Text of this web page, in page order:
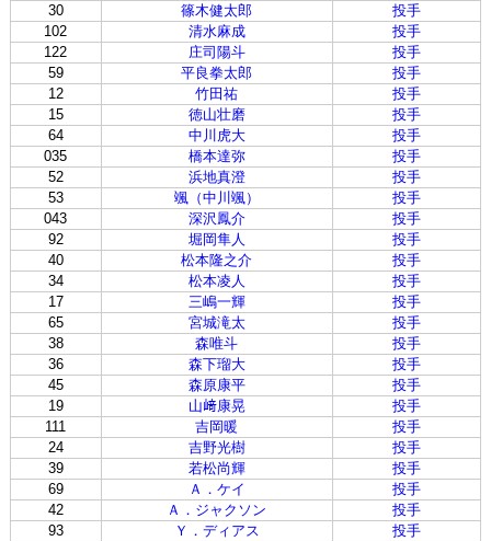
30
篠木健太郎
投手
102
清水麻成
投手
122
庄司陽斗
投手
59
平良拳太郎
投手
12
竹田祐
投手
15
徳山壮磨
投手
64
中川虎大
投手
035
橋本達弥
投手
52
浜地真澄
投手
53
颯（中川颯）
投手
043
深沢鳳介
投手
92
堀岡隼人
投手
40
松本隆之介
投手
34
松本凌人
投手
17
三嶋一輝
投手
65
宮城滝太
投手
38
森唯斗
投手
36
森下瑠大
投手
45
森原康平
投手
19
山﨑康晃
投手
111
吉岡暖
投手
24
吉野光樹
投手
39
若松尚輝
投手
69
Ａ．ケイ
投手
42
Ａ．ジャクソン
投手
93
Ｙ．ディアス
投手